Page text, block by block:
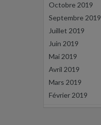
Octobre 2019
Septembre 2019
Juillet 2019
Juin 2019
Mai 2019
Avril 2019
Mars 2019
Février 2019